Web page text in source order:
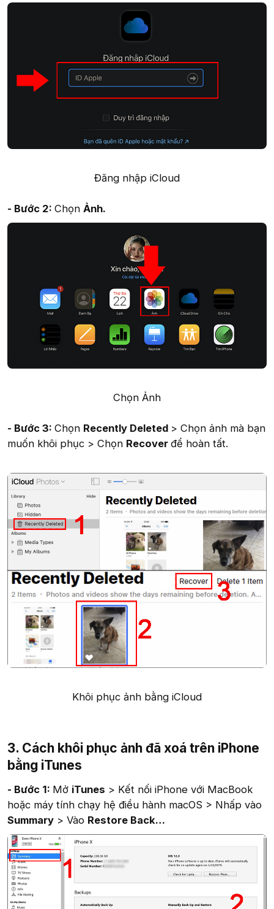
Đăng nhập iCloud​
- Bước 2: Chọn Ảnh.
Chọn Ảnh​
- Bước 3: Chọn Recently Deleted > Chọn ảnh mà bạn
muốn khôi phục > Chọn Recover để hoàn tất.
Khôi phục ảnh bằng iCloud​
3. Cách khôi phục ảnh đã xoá trên iPhone
bằng iTunes
- Bước 1: Mở iTunes > Kết nối iPhone với MacBook
hoặc máy tính chạy hệ điều hành macOS > Nhấp vào
Summary > Vào Restore Back…